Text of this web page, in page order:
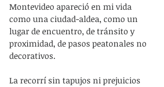
Montevideo apareció en mi vida
como una ciudad-aldea, como un
lugar de encuentro, de tránsito y
proximidad, de pasos peatonales no
decorativos.
La recorrí sin tapujos ni prejuicios